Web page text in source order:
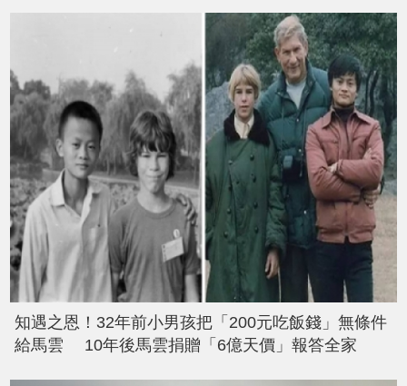
知遇之恩！32年前小男孩把「200元吃飯錢」無條件
給馬雲 10年後馬雲捐贈「6億天價」報答全家